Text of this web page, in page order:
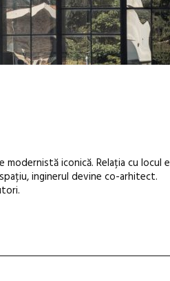
modernistă iconică. Relația cu locul e
inginerul devine co-arhitect.